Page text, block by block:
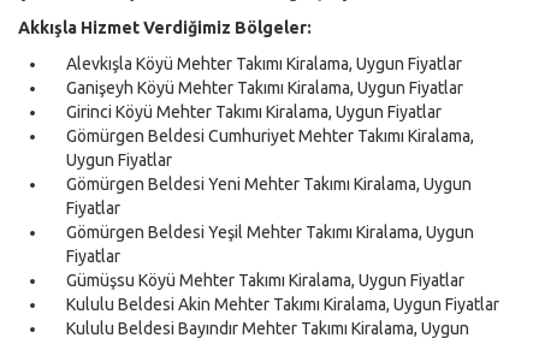
Akkışla Hizmet Verdiğimiz Bölgeler:
Alevkışla Köyü Mehter Takımı Kiralama, Uygun Fiyatlar
Ganişeyh Köyü Mehter Takımı Kiralama, Uygun Fiyatlar
Girinci Köyü Mehter Takımı Kiralama, Uygun Fiyatlar
Gömürgen Beldesi Cumhuriyet Mehter Takımı Kiralama,
Uygun Fiyatlar
Gömürgen Beldesi Yeni Mehter Takımı Kiralama, Uygun
Fiyatlar
Gömürgen Beldesi Yeşil Mehter Takımı Kiralama, Uygun
Fiyatlar
Gümüşsu Köyü Mehter Takımı Kiralama, Uygun Fiyatlar
Kululu Beldesi Akin Mehter Takımı Kiralama, Uygun Fiyatlar
Kululu Beldesi Bayındır Mehter Takımı Kiralama, Uygun